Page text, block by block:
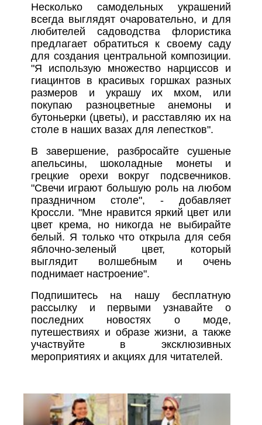
Несколько самодельных украшений
всегда выглядят очаровательно, и для
любителей садоводства флористика
предлагает обратиться к своему саду
для создания центральной композиции.
"Я использую множество нарциссов и
гиацинтов в красивых горшках разных
размеров и украшу их мхом, или
покупаю разноцветные анемоны и
бутоньерки (цветы), и расставляю их на
столе в наших вазах для лепестков".
В завершение, разбросайте сушеные
апельсины, шоколадные монеты и
грецкие орехи вокруг подсвечников.
"Свечи играют большую роль на любом
праздничном столе", - добавляет
Кроссли. "Мне нравится яркий цвет или
цвет крема, но никогда не выбирайте
белый. Я только что открыла для себя
яблочно-зеленый цвет, который
выглядит волшебным и очень
поднимает настроение".
Подпишитесь на нашу бесплатную
рассылку и первыми узнавайте о
последних новостях о моде,
путешествиях и образе жизни, а также
участвуйте в эксклюзивных
мероприятиях и акциях для читателей.